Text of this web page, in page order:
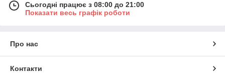
Сьогодні працює з 08:00 до 21:00
Показати весь графік роботи
Про нас
Контакти